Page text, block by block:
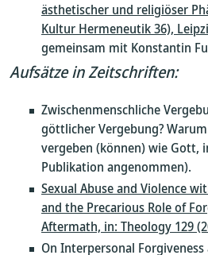
ästhetischer und religiöser
Kultur Hermeneutik 36),
gemeinsam mit Konstantin
Aufsätze in Zeitschriften:
Zwischenmenschliche
göttlicher Vergebung?
vergeben (können) wie Gott,
Publikation angenommen).
Sexual Abuse and Violence
and the Precarious Role of
Aftermath, in: Theology 129
On Interpersonal